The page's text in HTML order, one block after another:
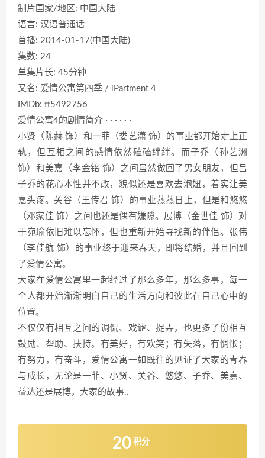
制片国家/地区: 中国大陆
语言: 汉语普通话
首播: 2014-01-17(中国大陆)
集数: 24
单集片长: 45分钟
又名: 爱情公寓第四季 / iPartment 4
IMDb: tt5492756
爱情公寓4的剧情简介 · · · · · ·
小贤（陈赫 饰）和一菲（娄艺潇 饰）的事业都开始走上正
轨，但互相之间的感情依然磕磕绊绊。而子乔（孙艺洲
饰）和美嘉（李金铭 饰）之间虽然做回了男女朋友，但吕
子乔的花心本性并不改，貌似还是喜欢去泡妞，着实让美
嘉头疼。关谷（王传君 饰）的事业蒸蒸日上，但是和悠悠
（邓家佳 饰）之间也还是偶有嫌隙。展博（金世佳 饰）对
于宛瑜依旧难以忘怀，但也重新开始寻找新的伴侣。张伟
（李佳航 饰）的事业终于迎来春天，即将结婚，并且回到
了爱情公寓。
大家在爱情公寓里一起经过了那么多年，那么多事，每一
个人都开始渐渐明白自己的生活方向和彼此在自己心中的
位置。
不仅仅有相互之间的调侃、戏谑、捉弄，也更多了份相互
鼓励、帮助、扶持。有美好，有欢笑；有失落，有惆怅；
有努力，有奋斗，爱情公寓一如既往的见证了大家的青春
与成长，无论是一菲、小贤、关谷、悠悠、子乔、美嘉、
益达还是展博，大家的故事..
20 积分